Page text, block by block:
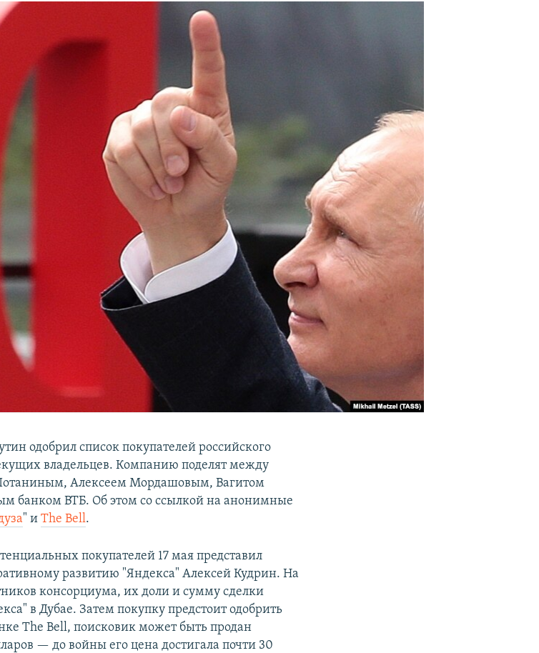
одобрил список покупателей российского
владельцев. Компанию поделят между
Алексеем Мордашовым, Вагитом
банком ВТБ. Об этом со ссылкой на анонимные
" иThe Bell.
покупателей 17 мая представил
развитию "Яндекса" Алексей Кудрин. На
консорциума, их доли и сумму сделки
в Дубае. Затем покупку предстоит одобрить
The Bell, поисковик может быть продан
— до войны его цена достигала почти 30